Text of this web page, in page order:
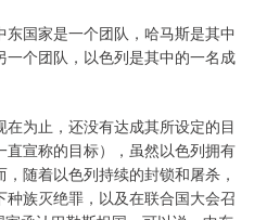
国家是一个团队，哈马斯是其中
个团队，以色列是其中的一名成
为止，还没有达成其所设定的目
宣称的目标），虽然以色列拥有
随着以色列持续的封锁和屠杀，
族灭绝罪，以及在联合国大会召